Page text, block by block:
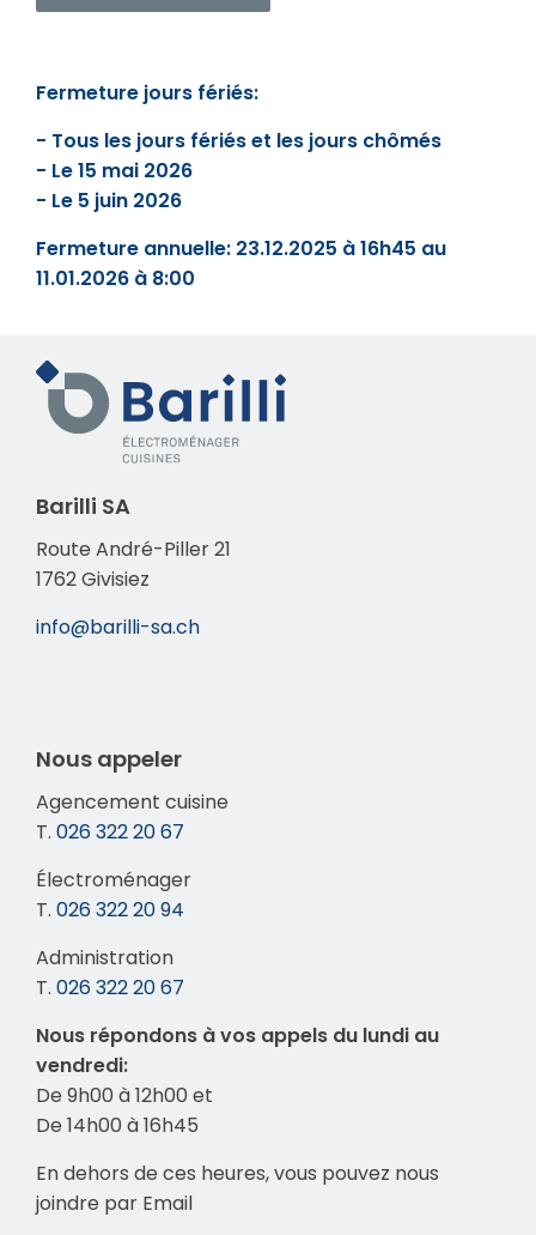
Fermeture jours fériés:
- Tous les jours fériés et les jours chômés
- Le 15 mai 2026
- Le 5 juin 2026
Fermeture annuelle: 23.12.2025 à 16h45 au
11.01.2026 à 8:00
Barilli SA
Route André-Piller 21
1762 Givisiez
info@barilli-sa.ch
Nous appeler
Agencement cuisine
T. 026 322 20 67
Électroménager
T. 026 322 20 94
Administration
T. 026 322 20 67
Nous répondons à vos appels du lundi au
vendredi:
De 9h00 à 12h00 et
De 14h00 à 16h45
En dehors de ces heures, vous pouvez nous
joindre par Email